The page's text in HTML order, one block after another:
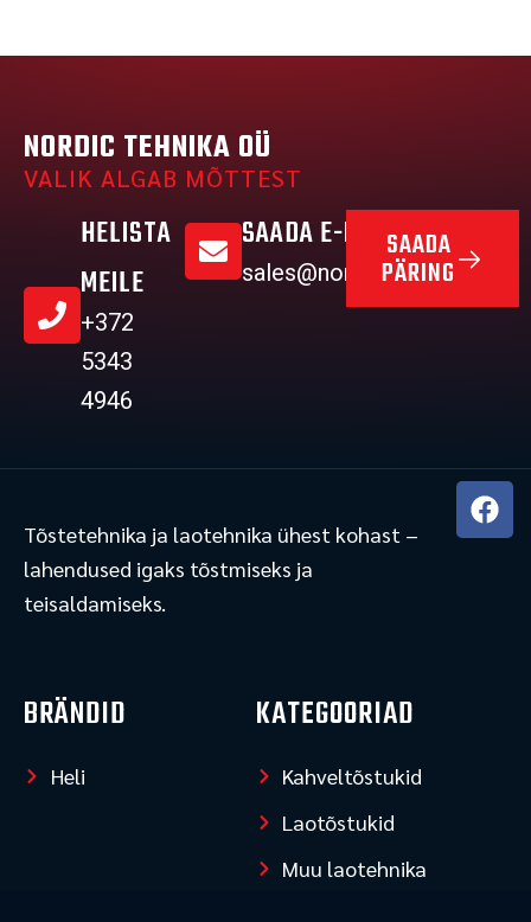
NORDIC TEHNIKA OÜ
VALIK ALGAB MÕTTEST
HELISTA
MEILE
+372
5343
4946
SAADA E-MAIL
sales@nordictehnika.ee
SAADA
PÄRING
Tõstetehnika ja laotehnika ühest kohast –
lahendused igaks tõstmiseks ja
teisaldamiseks.
F
a
BRÄNDID
Heli
KATEGOORIAD
Kahveltõstukid
Laotõstukid
Muu laotehnika